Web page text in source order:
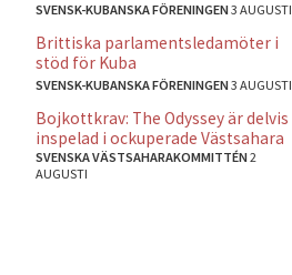
SVENSK-KUBANSKA FÖRENINGEN3 AUGUSTI
Brittiska parlamentsledamöter i
stöd för Kuba
SVENSK-KUBANSKA FÖRENINGEN3 AUGUSTI
Bojkottkrav: The Odyssey är delvis
inspelad i ockuperade Västsahara
SVENSKA VÄSTSAHARAKOMMITTÉN2
AUGUSTI